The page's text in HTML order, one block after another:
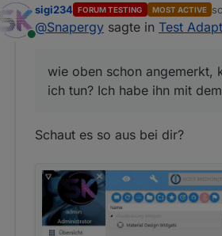
ich habe mehrere
Ich nutze VIS
ich erst mit
Ich habe mit
der Einträge
hinzugefügt
gemacht
Online
sigi234 FORUM TESTING MOST ACTIVE
@Snapergy sagte in Test
wie oben schon angemerkt,
ich tun? Ich habe ihn mit
Schaut es so aus bei dir?